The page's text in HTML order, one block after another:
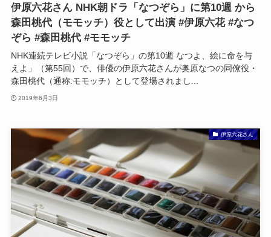
伊原六花さん NHK朝ドラ「なつぞら」に第10週 から
森田桃代（モモッチ）役として出演 #伊原六花 #なつ
ぞら #森田桃代 #モモッチ
NHK連続テレビ小説「なつぞら」の第10週 なつよ、絵に命を与
えよ」（第55回）で、俳優の伊原六花さんが奥原なつの同僚役・
森田桃代（通称:モモッチ）として登場されまし...
2019年6月3日
伊原六花さん